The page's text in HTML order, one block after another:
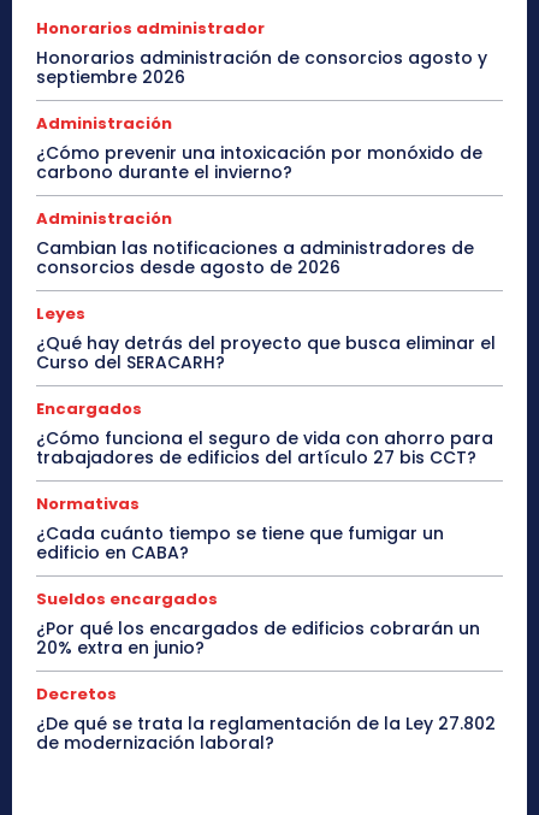
Honorarios administrador
Honorarios administración de consorcios agosto y
septiembre 2026
Administración
¿Cómo prevenir una intoxicación por monóxido de
carbono durante el invierno?
Administración
Cambian las notificaciones a administradores de
consorcios desde agosto de 2026
Leyes
¿Qué hay detrás del proyecto que busca eliminar el
Curso del SERACARH?
Encargados
¿Cómo funciona el seguro de vida con ahorro para
trabajadores de edificios del artículo 27 bis CCT?
Normativas
¿Cada cuánto tiempo se tiene que fumigar un
edificio en CABA?
Sueldos encargados
¿Por qué los encargados de edificios cobrarán un
20% extra en junio?
Decretos
¿De qué se trata la reglamentación de la Ley 27.802
de modernización laboral?